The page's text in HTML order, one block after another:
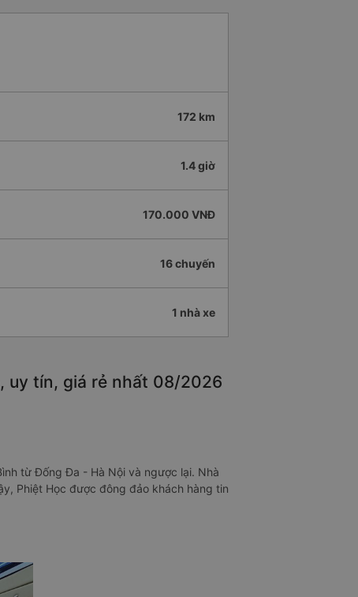
172 km
1.4 giờ
170.000 VNĐ
16 chuyến
1 nhà xe
uy tín, giá rẻ nhất 08/2026
từ Đống Đa - Hà Nội và ngược lại. Nhà
Phiệt Học được đông đảo khách hàng tin